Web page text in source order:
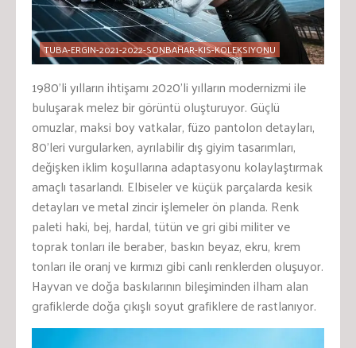
TUBA-ERGIN-2021-2022-SONBAHAR-KIS-KOLEKSIYONU
1980’li yılların ihtişamı 2020’li yılların modernizmi ile
buluşarak melez bir görüntü oluşturuyor. Güçlü
omuzlar, maksi boy vatkalar, füzo pantolon detayları,
80’leri vurgularken, ayrılabilir dış giyim tasarımları,
değişken iklim koşullarına adaptasyonu kolaylaştırmak
amaçlı tasarlandı. Elbiseler ve küçük parçalarda kesik
detayları ve metal zincir işlemeler ön planda. Renk
paleti haki, bej, hardal, tütün ve gri gibi militer ve
toprak tonları ile beraber, baskın beyaz, ekru, krem
tonları ile oranj ve kırmızı gibi canlı renklerden oluşuyor.
Hayvan ve doğa baskılarının bileşiminden ilham alan
grafiklerde doğa çıkışlı soyut grafiklere de rastlanıyor.